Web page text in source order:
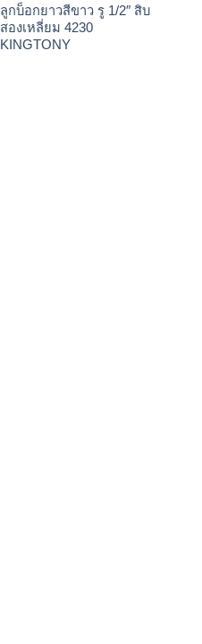
ลูกบ็อกยาวสีขาว รู 1/2″ สิบ
สองเหลี่ยม 4230
KINGTONY